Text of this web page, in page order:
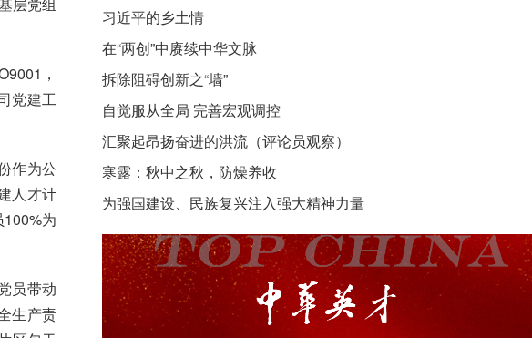
，
党建工
作为公
人才计
为
员带动
生产责
习近平的乡土情
在“两创”中赓续中华文脉
拆除阻碍创新之“墙”
自觉服从全局 完善宏观调控
汇聚起昂扬奋进的洪流（评论员观察）
寒露：秋中之秋，防燥养收
为强国建设、民族复兴注入强大精神力量